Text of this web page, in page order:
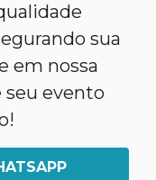
sua
em nossa
evento